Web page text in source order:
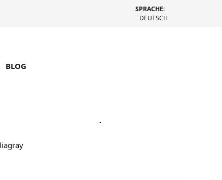
SPRACHE:
DEUTSCH
BLOG
#46 Winter 2024/25 'Amelia